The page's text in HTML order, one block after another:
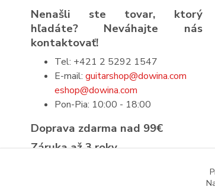
Nenašli ste tovar, ktorý
hľadáte? Neváhajte nás
kontaktovať!
Tel: +421 2 5292 1547
E-mail: guitarshop@dowina.com
eshop@dowina.com
Pon-Pia: 10:00 - 18:00
Doprava zdarma nad 99€
Záruka až 3 roky